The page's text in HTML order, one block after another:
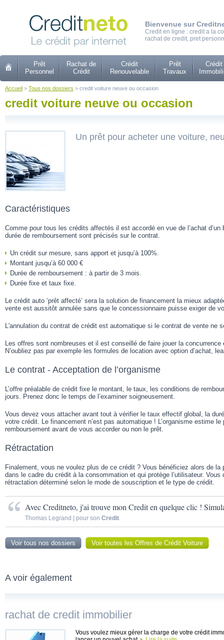
Bienvenue sur
Credit en ligne : credit a la
rachat de credit, pret
Prêt
Personnel
Rachat de
Crédit
Crédit
Renouvelable
Prêt
Travaux
Crédit
Accueil > Tous nos dossiers > credit voiture neuve ou occasion
credit voiture neuve ou occasion
Un prêt pour acheter une voiture,
Caractéristiques
Comme pour tous les crédits affectés il est accordé en vue de l’achat
durée de remboursement sont précisés sur le contrat.
Un crédit sur mesure, sans apport et jusqu’à 100%.
Montant jusqu’à 60 000 €
Durée de remboursement : à partir de 3 mois.
Durée fixe et taux fixe.
Le crédit auto ‘prêt affecté’ sera la solution de financement la mieux
vente est aussitôt annulée sans que le concessionnaire puisse exiger de
L'annulation du contrat de crédit est automatique si le contrat de vente ne
Les offres sont nombreuses et il est conseillé de faire jouer la concurrence
N’oubliez pas par exemple les formules de location avec option d’achat,
Le contrat - Acceptation de l’organisme
L’offre préalable de crédit fixe le montant, le taux, les conditions de
jours. Prenez donc le temps de l’examiner soigneusement.
Vous devez vous attacher avant tout à vérifier le taux effectif global, la
votre crédit. Le financement n’est pas automatique ! L’organisme estime
remboursement avant de vous accorder ou non le prêt.
Rétractation
Finalement, vous ne voulez plus de ce crédit ? Vous bénéficiez alors de la
dans le cadre du crédit à la consommation et qui protège l’utilisateur. Vous
rétractation déterminé selon le mode de souscription et le type de crédit.
Avec Creditneto, j'ai trouve mon Credit en quelque clic !
Thomas Legrand | pour son Credit.
Voir tous nos dossiers Voir toutes les Offres de Crédit Voiture
A voir également
rachat de credit immobilier
Vous voulez mieux gérer la charge de votre crédit